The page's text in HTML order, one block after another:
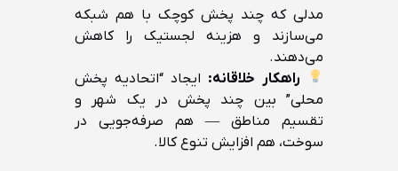
مدلی که چند پخش کوچک با هم شبکه
می‌سازند و هزینه لجستیک را کاهش
می‌دهند.
راهکار خلاقانه: ایجاد “اتحادیه پخش
محلی” بین چند پخش در یک شهر و
تقسیم مناطق — هم صرفه‌جویی در
سوخت، هم افزایش تنوع کالا.